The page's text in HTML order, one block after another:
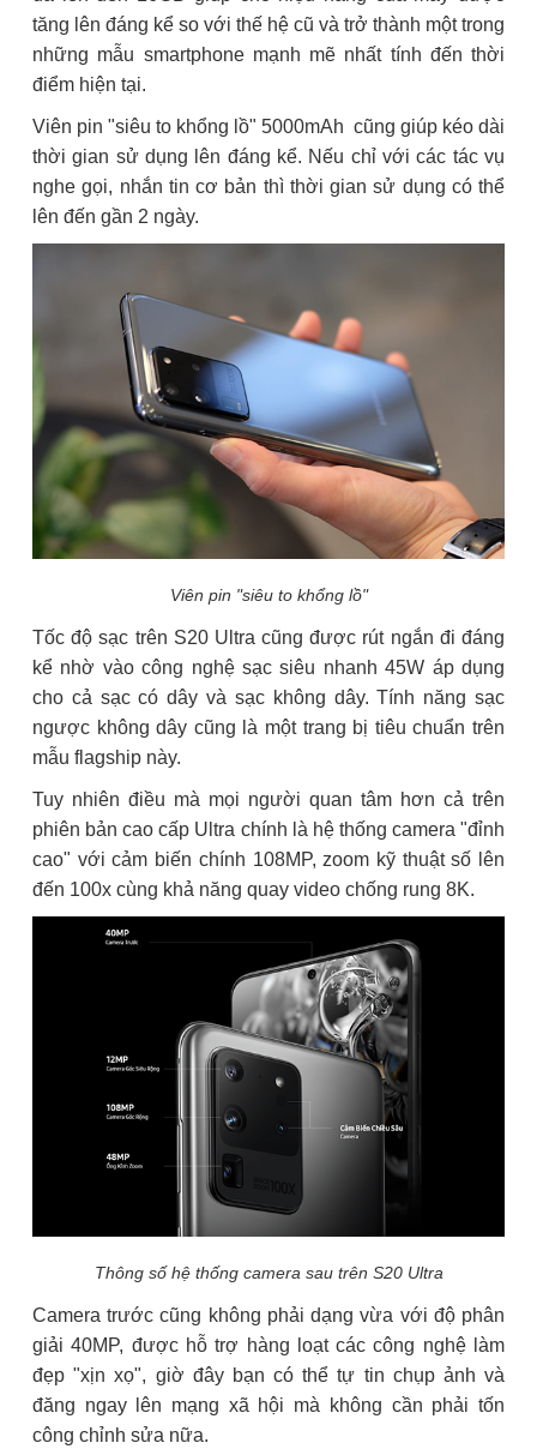
tăng lên đáng kể so với thế hệ cũ và trở thành một trong
những mẫu smartphone mạnh mẽ nhất tính đến thời
điểm hiện tại.
Viên pin "siêu to khổng lồ" 5000mAh cũng giúp kéo dài
thời gian sử dụng lên đáng kể. Nếu chỉ với các tác vụ
nghe gọi, nhắn tin cơ bản thì thời gian sử dụng có thể
lên đến gần 2 ngày.
Viên pin "siêu to khổng lồ"
Tốc độ sạc trên S20 Ultra cũng được rút ngắn đi đáng
kể nhờ vào công nghệ sạc siêu nhanh 45W áp dụng
cho cả sạc có dây và sạc không dây. Tính năng sạc
ngược không dây cũng là một trang bị tiêu chuẩn trên
mẫu flagship này.
Tuy nhiên điều mà mọi người quan tâm hơn cả trên
phiên bản cao cấp Ultra chính là hệ thống camera "đỉnh
cao" với cảm biến chính 108MP, zoom kỹ thuật số lên
đến 100x cùng khả năng quay video chống rung 8K.
Thông số hệ thống camera sau trên S20 Ultra
Camera trước cũng không phải dạng vừa với độ phân
giải 40MP, được hỗ trợ hàng loạt các công nghệ làm
đẹp "xịn xọ", giờ đây bạn có thể tự tin chụp ảnh và
đăng ngay lên mạng xã hội mà không cần phải tốn
công chỉnh sửa nữa.